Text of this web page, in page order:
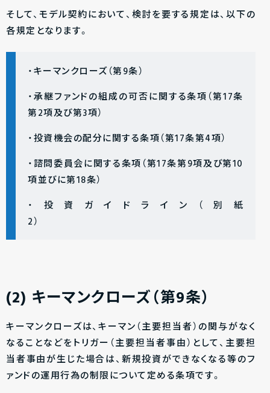
そして、モデル契約において、検討を要する規定は、以下の
各規定となります。
・キーマンクローズ（第9条）
・承継ファンドの組成の可否に関する条項（第17条
第2項及び第3項）
・投資機会の配分に関する条項（第17条第4項）
・諮問委員会に関する条項（第17条第9項及び第10
項並びに第18条）
・投資ガイドライン（別紙
2）
(2) キーマンクローズ（第9条）
キーマンクローズは、キーマン（主要担当者）の関与がなく
なることなどをトリガー（主要担当者事由）として、主要担
当者事由が生じた場合は、新規投資ができなくなる等のフ
ァンドの運用行為の制限について定める条項です。